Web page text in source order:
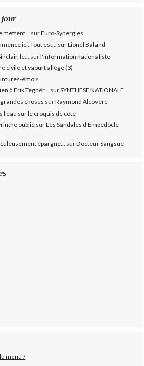
jour
mettent... surEuro-Synergies
ici. Tout est...
surLionel Baland
le...
surl'information nationaliste
civile et yaourt allégé (3)
émois
à Erik Tegnér... surSYNTHESE NATIONALE
choses surRaymond Alcovère
l'eau surle croquis de côté
oublié surLes Sandales d'Empédocle
épargné...
surDocteur Sangsue
menu ?